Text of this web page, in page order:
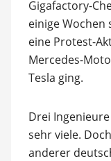
Gigafactory-
einige Wochen
eine Protest-
Mercedes-
Tesla ging.
Drei
sehr viele.
anderer